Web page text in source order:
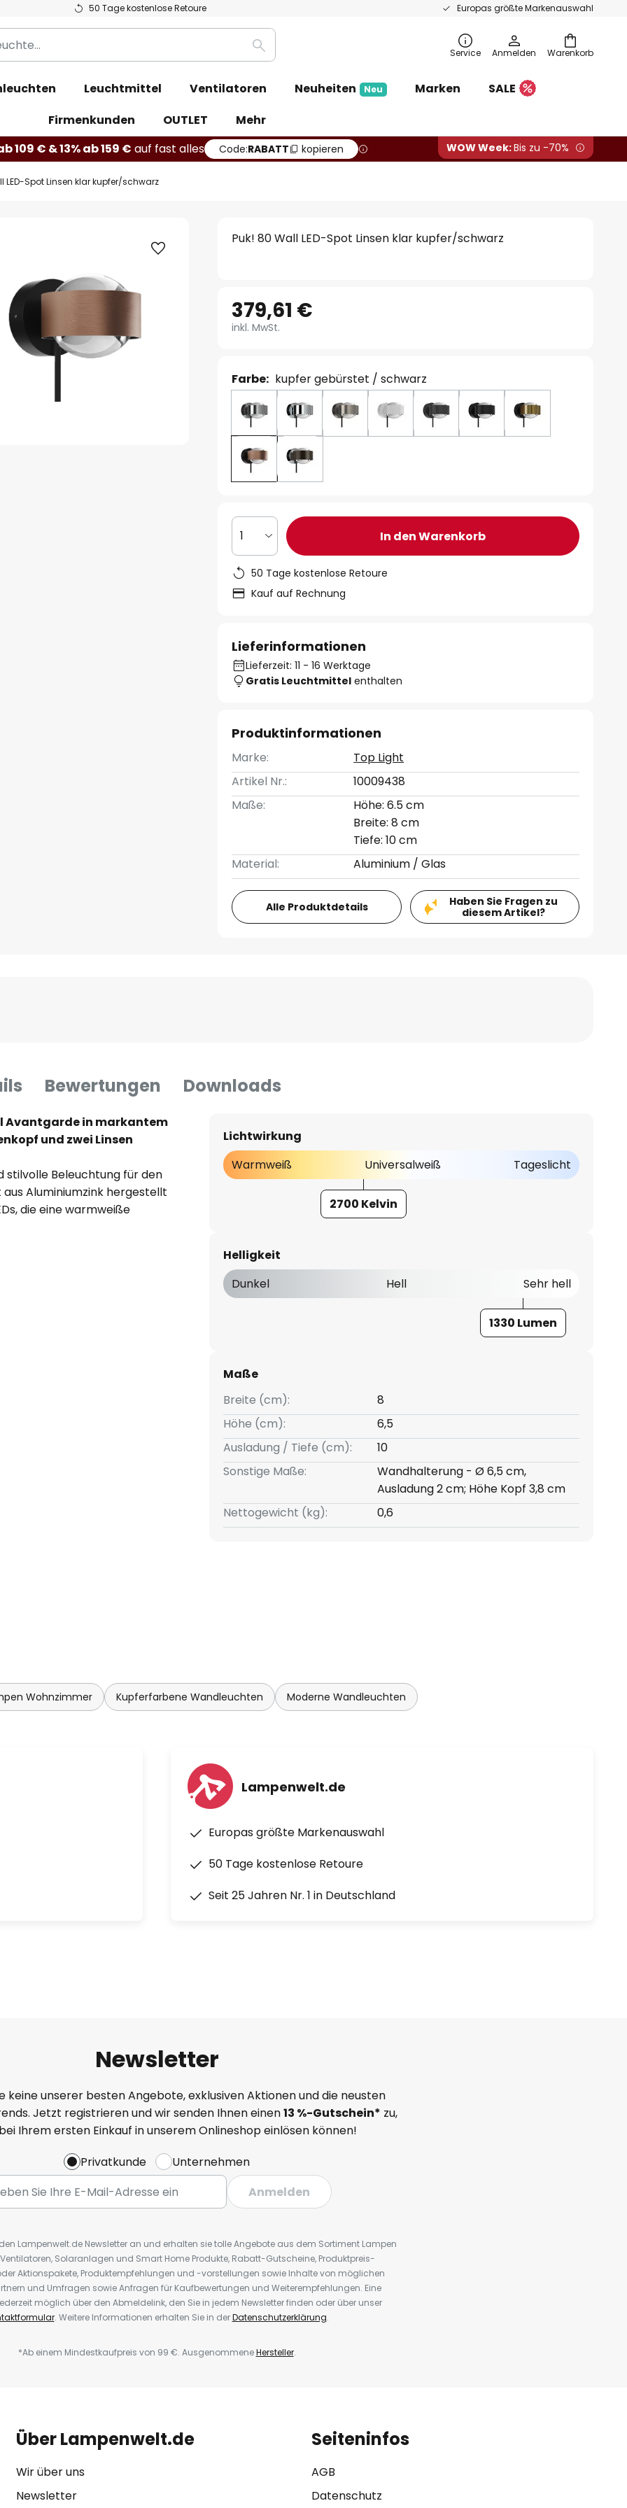
50 Tage kostenlose Retoure Europas größte Markenauswahl
Warenkorb
Suche Service Anmelden
Leuchtmittel Ventilatoren Neuheiten Neu Marken
SALE
Firmenkunden
OUTLET
Mehr
109 € & 13% ab 159 € auf fast alles Code:RABATT kopieren WOW Week:Bis zu -70%
LED-Spot Linsen klar kupfer/schwarz
Puk! 80 Wall LED-Spot Linsen klar kupfer/schwarz
379,61 €
inkl. MwSt.
Farbe: kupfer gebürstet / schwarz
1 In den Warenkorb
50 Tage kostenlose Retoure
Kauf auf Rechnung
Lieferinformationen
Lieferzeit: 11 - 16 Werktage
Gratis Leuchtmittel enthalten
Produktinformationen
Marke:
Top Light
Artikel Nr.:
10009438
Maße:
Höhe: 6.5 cm
Breite: 8 cm
Tiefe: 10 cm
Material:
Aluminium / Glas
Alle Produktdetails
Haben Sie Fragen zu
diesem Artikel?
Bewertungen Downloads
Avantgarde in markantem
und zwei Linsen
stilvolle Beleuchtung für den
Aluminiumzink hergestellt
die eine warmweiße
generieren. Ihr Leuchtenkopf
kann.
sich hervorragend für den
Phasenabschnittdimmer
weiteren Leuchten der
Gesamteindruck und
werden kann.
unempfindliche
Lichtwirkung
Warmweiß
Universalweiß Tageslicht
2700 Kelvin
Helligkeit
Dunkel
Hell Sehr hell
1330 Lumen
Maße
Breite (cm):
8
Höhe (cm):
6,5
Ausladung / Tiefe (cm):
10
Sonstige Maße:
Wandhalterung - Ø 6,5 cm,
Ausladung 2 cm; Höhe Kopf 3,8 cm
Nettogewicht (kg):
0,6
Wohnzimmer Kupferfarbene Wandleuchten Moderne Wandleuchten
Lampenwelt.de
Europas größte Markenauswahl
50 Tage kostenlose Retoure
Seit 25 Jahren Nr. 1 in Deutschland
Newsletter
keine unserer besten Angebote, exklusiven Aktionen und die neusten
Jetzt registrieren und wir senden Ihnen einen13 %-Gutschein* zu,
Ihrem ersten Einkauf in unserem Onlineshop einlösen können!
Privatkunde
Unternehmen
Anmelden
Lampenwelt.de Newsletter an und erhalten sie tolle Angebote aus dem Sortiment Lampen
Solaranlagen und Smart Home Produkte, Rabatt-Gutscheine, Produktpreis-
Aktionspakete, Produktempfehlungen und -vorstellungen sowie Inhalte von möglichen
und Umfragen sowie Anfragen für Kaufbewertungen und Weiterempfehlungen. Eine
möglich über den Abmeldelink, den Sie in jedem Newsletter finden oder über unser
. Weitere Informationen erhalten Sie in derDatenschutzerklärung.
*Ab einem Mindestkaufpreis von 99 €. AusgenommeneHersteller.
Über Lampenwelt.de
Wir über uns
Newsletter
Seiteninfos
AGB
Datenschutz